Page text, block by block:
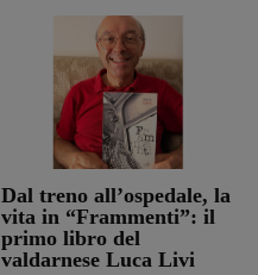
Dal treno all’ospedale, la
vita in “Frammenti”: il
primo libro del
valdarnese Luca Livi